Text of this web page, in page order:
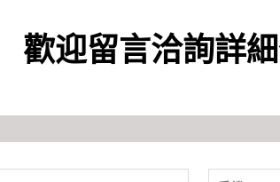
歡迎留言洽詢詳細